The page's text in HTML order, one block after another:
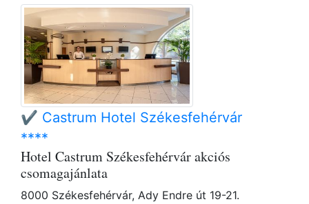
✔️ Castrum Hotel Székesfehérvár
****
Hotel Castrum Székesfehérvár akciós
csomagajánlata
8000 Székesfehérvár, Ady Endre út 19-21.